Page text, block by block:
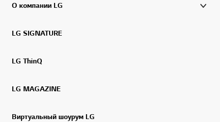
О компании LG
LG SIGNATURE
LG ThinQ
LG MAGAZINE
Виртуальный шоурум LG